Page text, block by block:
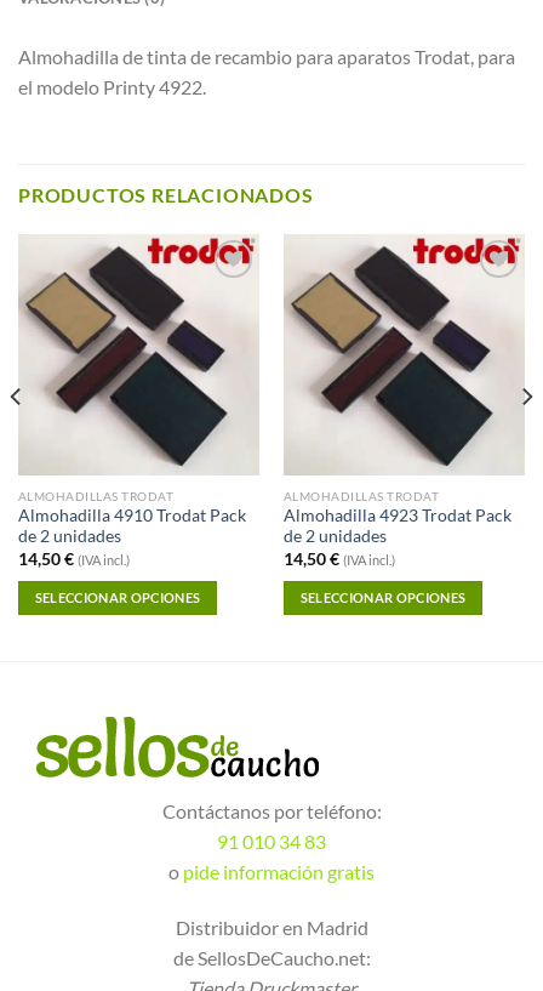
Almohadilla de tinta de recambio para aparatos Trodat, para
el modelo Printy 4922.
PRODUCTOS RELACIONADOS
ALMOHADILLAS TRODAT
Almohadilla 4910 Trodat Pack
de 2 unidades
14,50€ (IVA incl.)
SELECCIONAR OPCIONES
ALMOHADILLAS TRODAT
Almohadilla 4923 Trodat Pack
de 2 unidades
14,50€ (IVA incl.)
SELECCIONAR OPCIONES
Contáctanos por teléfono:
91 010 34 83
o pide información gratis
Distribuidor en Madrid
de SellosDeCaucho.net: